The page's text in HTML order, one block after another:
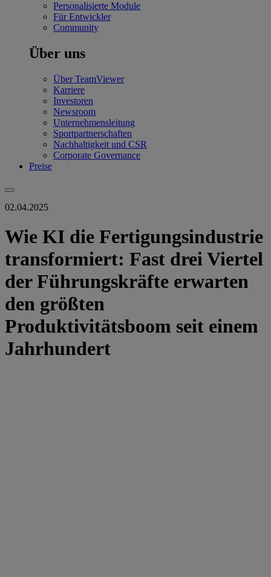
Personalisierte Module
Für Entwickler
Community
Über uns
Über TeamViewer
Karriere
Investoren
Newsroom
Unternehmensleitung
Sportpartnerschaften
Nachhaltigkeit und CSR
Corporate Governance
Preise
02.04.2025
Wie KI die Fertigungsindustrie
transformiert: Fast drei Viertel
der Führungskräfte erwarten
den größten
Produktivitätsboom seit einem
Jahrhundert